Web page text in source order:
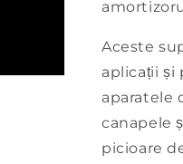
Aceste
aplicații și
aparatele
canapele
picioare